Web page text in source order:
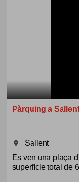
Pàrquing a
room
Sallent
Es ven una plaça
superfície total de